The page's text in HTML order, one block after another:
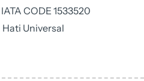
CODE 1533520
Universal